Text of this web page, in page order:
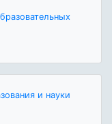
и науки